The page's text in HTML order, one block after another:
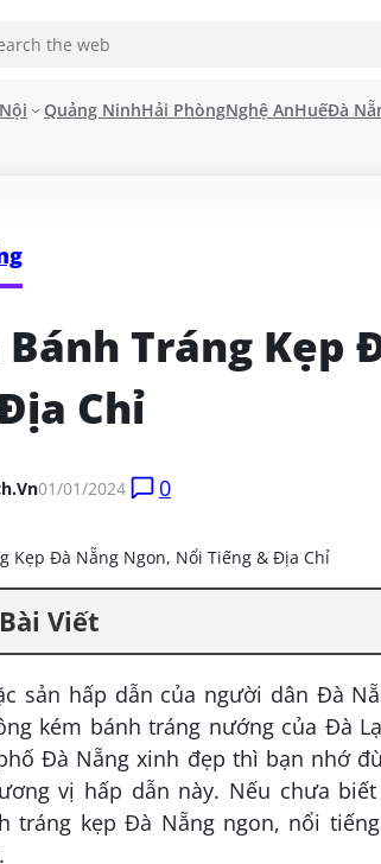
Quảng NinhHải PhòngNghệ AnHuếĐà
Bánh Tráng Kẹp
Chỉ
01/01/2024 0
Viết
sản hấp dẫn của người dân Đà
kém bánh tráng nướng của Đà
Đà Nẵng xinh đẹp thì bạn nhớ
vị hấp dẫn này. Nếu chưa
tráng kẹp Đà Nẵng ngon, nổi